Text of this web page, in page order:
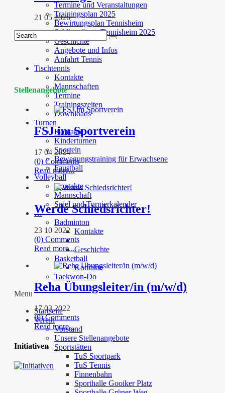
Termine und Veranstaltungen
Trainingsplan 2025
Bewirtungsplan Tennisheim
Schliessdienst Tennisheim 2025
Geschichte
Angebote und Infos
Anfahrt Tennis
Tischtennis
Kontakte
Mannschaften
Termine
Trainingszeiten
Downloads
Turnen
Kontakte
Kinderturnen
Sporteln
Bewegungstraining für Erwachsene
Faustball
Volleyball
Kontakte
Mannschaft
Spiel und Turnierkalender
…
Badminton
Kontakte
Geschichte
Basketball
Kontakte
Taekwon-Do
Menu
Startseite
Verein
Vorstand
Unsere Stellenangebote
Sportstätten
TuS Sportpark
TuS Tennis
Finnenbahn
Sporthalle Gooiker Platz
21 05 2026
Stellenangebote
FSJ im Sportverein
17 04 2024
(0) Comments
Read more...
Werde Schiedsrichter!
23 10 2022
(0) Comments
Read more...
Reha Übungsleiter/in (m/w/d)
17 03 2022
(0) Comments
Read more...
Initiativen